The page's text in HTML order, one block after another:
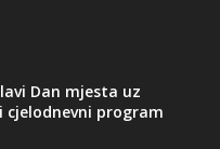
Dan mjesta uz
cjelodnevni program